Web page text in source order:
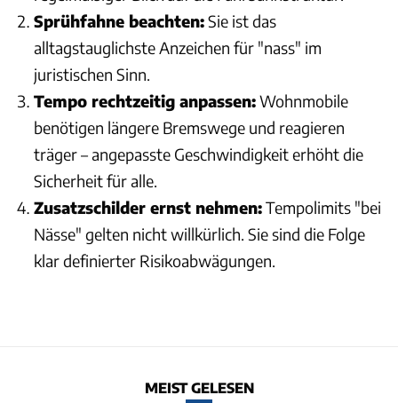
Sprühfahne beachten:Sie ist das
alltagstauglichste Anzeichen für "nass" im
juristischen Sinn.
Tempo rechtzeitig anpassen:Wohnmobile
benötigen längere Bremswege und reagieren
träger – angepasste Geschwindigkeit erhöht die
Sicherheit für alle.
Zusatzschilder ernst nehmen:Tempolimits "bei
Nässe" gelten nicht willkürlich. Sie sind die Folge
klar definierter Risikoabwägungen.
MEIST GELESEN